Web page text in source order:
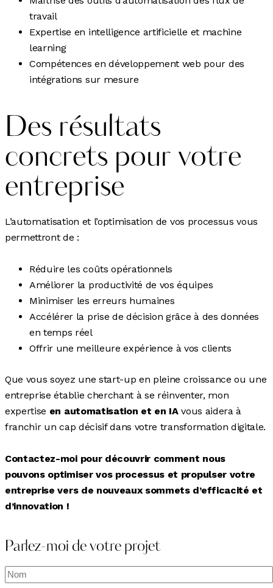
travail
Expertise en intelligence artificielle et machine
learning
Compétences en développement web pour des
intégrations sur mesure
Des résultats
concrets pour votre
entreprise
L’automatisation et l’optimisation de vos processus vous
permettront de :
Réduire les coûts opérationnels
Améliorer la productivité de vos équipes
Minimiser les erreurs humaines
Accélérer la prise de décision grâce à des données
en temps réel
Offrir une meilleure expérience à vos clients
Que vous soyez une start-up en pleine croissance ou une
entreprise établie cherchant à se réinventer, mon
expertise en automatisation et en IAvous aidera à
franchir un cap décisif dans votre transformation digitale.
Contactez-moi pour découvrir comment nous
pouvons optimiser vos processus et propulser votre
entreprise vers de nouveaux sommets d’efficacité et
d’innovation !
Parlez-moi de votre projet